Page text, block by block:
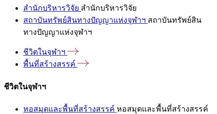
สำนักบริหารวิจัย สำนักบริหารวิจัย
สถาบันทรัพย์สินทางปัญญาแห่งจุฬาฯ สถาบันทรัพย์สิน
ทางปัญญาแห่งจุฬาฯ
ชีวิตในจุฬาฯ
พื้นที่สร้างสรรค์
ชีวิตในจุฬาฯ
หอสมุดและพื้นที่สร้างสรรค์ หอสมุดและพื้นที่สร้างสรรค์